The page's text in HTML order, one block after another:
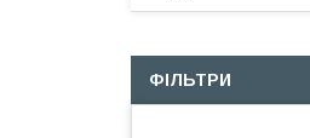
ФІЛЬТРИ